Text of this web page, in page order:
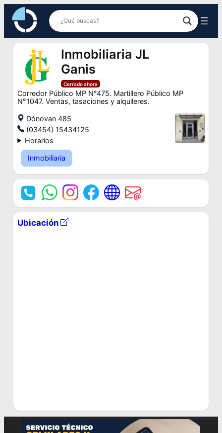
Saltar
contenido
Inmobiliaria JL
Ganis
Cerrado ahora
Corredor Público MP N°475. Martillero Público MP
N°1047. Ventas, tasaciones y alquileres.
Dónovan 485
(03454) 15434125
Horarios
Inmobiliaria
Ubicación